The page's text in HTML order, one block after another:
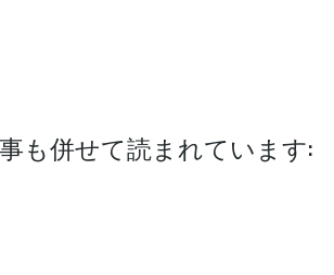
も併せて読まれています: